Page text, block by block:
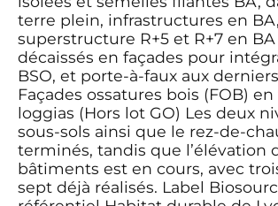
terre plein, infrastructures en BA,
superstructure R+5 et R+7 en BA
décaissés en façades pour
BSO, et porte-à-faux aux
Façades ossatures bois (FOB)
loggias (Hors lot GO) Les deux
sous-sols ainsi que le rez-de-
terminés, tandis que l’élévation
bâtiments est en cours, avec
sept déjà réalisés. Label